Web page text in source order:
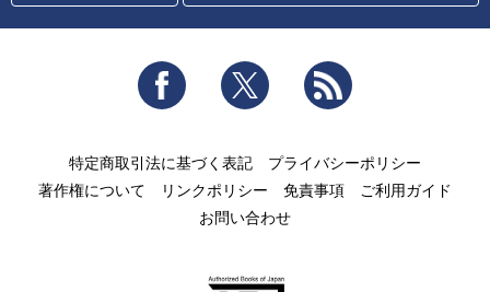
Facebook Twitter
特定商取引法に基づく表記
プライバシーポリシー
著作権について
リンクポリシー 免責事項
ご利用ガイド
お問い合わせ